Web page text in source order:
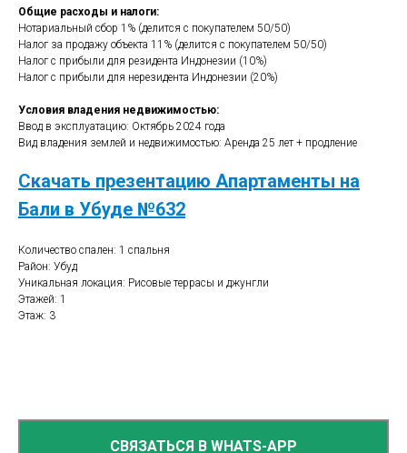
Общие расходы и налоги:
Нотариальный сбор 1% (делится с покупателем 50/50)
Налог за продажу объекта 11% (делится с покупателем 50/50)
Налог с прибыли для резидента Индонезии (10%)
Налог с прибыли для нерезидента Индонезии (20%)
Условия владения недвижимостью:
Ввод в эксплуатацию: Октябрь 2024 года
Вид владения землей и недвижимостью: Аренда 25 лет + продление
Скачать презентацию Апартаменты на
Бали в Убуде №632
Количество спален: 1 спальня
Район: Убуд
Уникальная локация: Рисовые террасы и джунгли
Этажей: 1
Этаж: 3
СВЯЗАТЬСЯ В WHATS-APP